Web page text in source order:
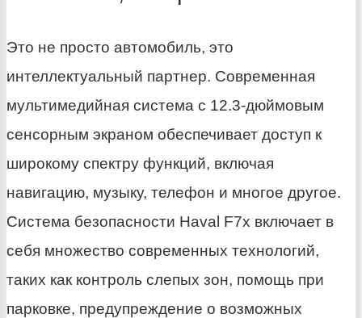
Это не просто автомобиль, это
интеллектуальный партнер. Современная
мультимедийная система с 12.3-дюймовым
сенсорным экраном обеспечивает доступ к
широкому спектру функций, включая
навигацию, музыку, телефон и многое другое.
Система безопасности Haval F7x включает в
себя множество современных технологий,
таких как контроль слепых зон, помощь при
парковке, предупреждение о возможных